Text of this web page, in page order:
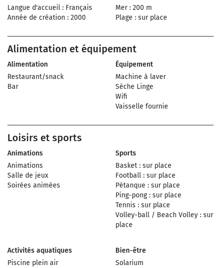
Langue d'accueil : Français
Année de création : 2000
Mer : 200 m
Plage : sur place
Alimentation et équipement
Alimentation
Restaurant/snack
Bar
Équipement
Machine à laver
Sèche Linge
Wifi
Vaisselle fournie
Loisirs et sports
Animations
Animations
Salle de jeux
Soirées animées
Sports
Basket : sur place
Football : sur place
Pétanque : sur place
Ping-pong : sur place
Tennis : sur place
Volley-ball / Beach Volley : sur
place
Activités aquatiques
Piscine plein air
Bien-être
Solarium